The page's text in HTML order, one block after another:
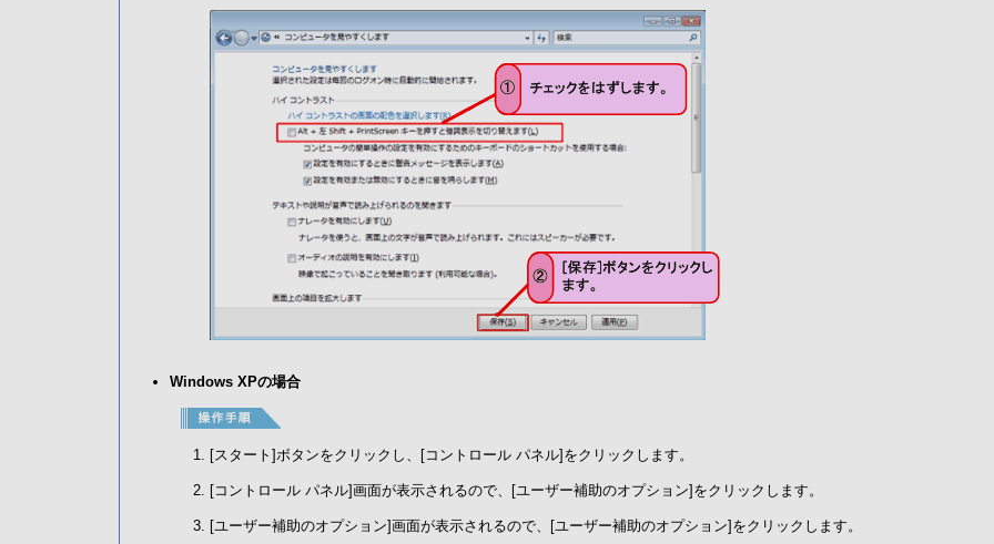
Windows XPの場合
[スタート]ボタンをクリックし、[コントロール パネル]をクリックします。
[コントロール パネル]画面が表示されるので、[ユーザー補助のオプション]をクリックします。
[ユーザー補助のオプション]画面が表示されるので、[ユーザー補助のオプション]をクリックします。